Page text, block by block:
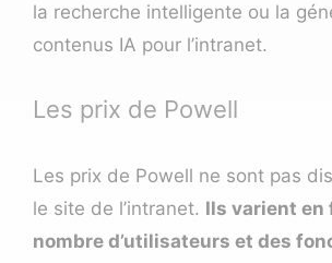
la recherche intelligente ou la
contenus IA pour l’intranet.
Les prix de Powell
Les prix de Powell ne sont pas
le site de l’intranet. Ils varient en
nombre d’utilisateurs et des